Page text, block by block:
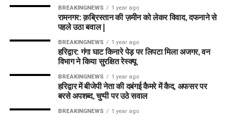
BREAKINGNEWS 1 year ago
रामनगर: क़ब्रिस्तान की ज़मीन को लेकर विवाद, दफनाने से
पहले उठा बवाल |
BREAKINGNEWS 1 year ago
हरिद्वार: गंगा घाट किनारे पेड़ पर लिपटा मिला अजगर, वन
विभाग ने किया सुरक्षित रेस्क्यू
BREAKINGNEWS 1 year ago
हरिद्वार में बीजेपी नेता की दबंगई कैमरे में कैद, अफसर पर
बरसे अपशब्द, चुप्पी पर उठे सवाल
BREAKINGNEWS 1 year ago